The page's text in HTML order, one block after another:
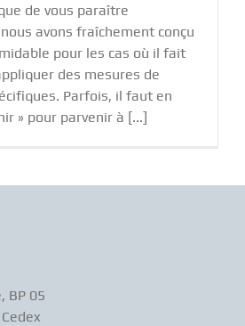
de vous paraître
avons fraîchement conçu
pour les cas où il fait
des mesures de
Parfois, il faut en
» pour parvenir à [...]
BP 05